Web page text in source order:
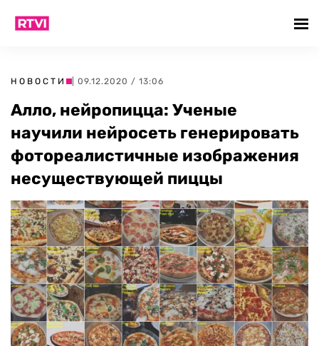
НОВОСТИ | 09.12.2020 / 13:06
Алло, нейропицца: Ученые
научили нейросеть генерировать
фотореалистичные изображения
несуществующей пиццы